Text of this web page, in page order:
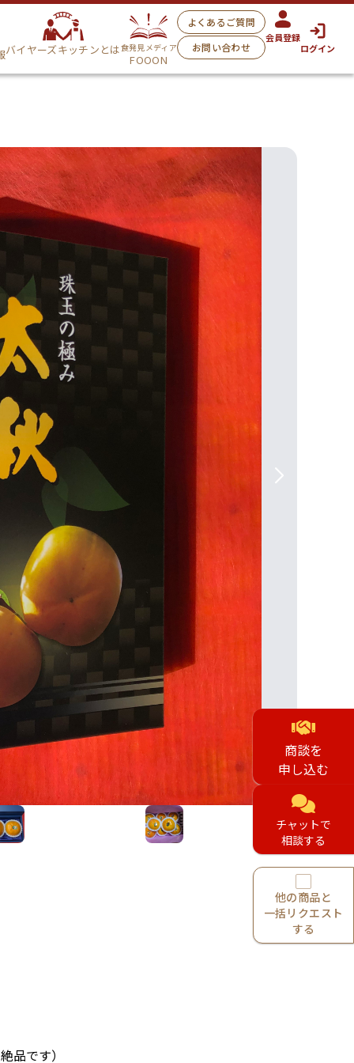
バイヤーズキッチンとは食発見メディア
FOOON
よくあるご質問
お問い合わせ
会員登録
ログイン
品です）
商談を
申し込む
チャットで
相談する
他の商品と
一括リクエスト
する